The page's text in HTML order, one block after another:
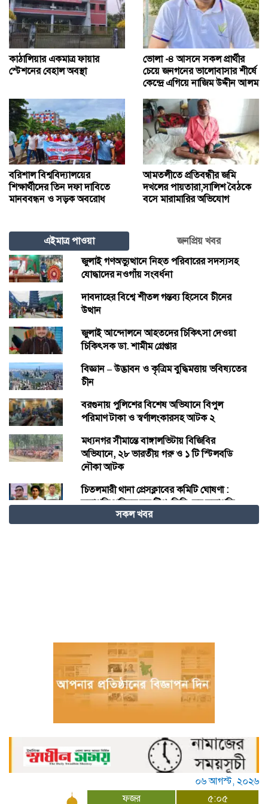
কাঠালিয়ার একমাত্র ফায়ার
স্টেশনের বেহাল অবস্থা
ভোলা -৪ আসনে সকল প্রার্থীর
চেয়ে জনগনের ভালোবাসার শীর্ষে
কেন্দ্রে এগিয়ে নাজিম উদ্দীন আলম
বরিশাল বিশ্ববিদ্যালয়ের
শিক্ষার্থীদের তিন দফা দাবিতে
মানববন্ধন ও সড়ক অবরোধ
আমতলীতে প্রতিবন্ধীর জমি
দখলের পায়তারা,সালিশ বৈঠকে
বসে মারামারির অভিযোগ
এইমাত্র পাওয়া
জনপ্রিয় খবর
জুলাই গণঅভ্যুত্থানে নিহত পরিবারের সদস্যসহ
যোদ্ধাদের নওগাঁয় সংবর্ধনা
দাবদাহের বিশ্বে শীতল গন্তব্য হিসেবে চীনের
উত্থান
জুলাই আন্দোলনে আহতদের চিকিৎসা দেওয়া
চিকিৎসক ডা. শামীম গ্রেপ্তার
বিজ্ঞান – উদ্ভাবন ও কৃত্রিম বুদ্ধিমত্তায় ভবিষ্যতের
চীন
বরগুনায় পুলিশের বিশেষ অভিযানে বিপুল
পরিমাণ টাকা ও স্বর্ণালংকারসহ আটক ২
মধ্যনগর সীমান্তে বাঙ্গালভিটায় বিজিবির
অভিযানে, ২৮ ভারতীয় গরু ও ১ টি স্টিলবডি
নৌকা আটক
চিতলমারী থানা প্রেসক্লাবের কমিটি ঘোষণা :
সভাপতি শহিদুল হক টিপু, সিনি: সহ সভাপতি
মো: আজাদ খান, সাধারণ সম্পাদক অরুন কুমার
গাঁজাসহ দুইজন মাদক ব্যবসায়ীকে গ্রেফতার
করেছে র‍্যাব-৬
নওগাঁয় পানিতে ডুবে নবদম্পতির মৃত্যু, শয়ন ঘর
থেকে যুবকের মরদেহ উদ্ধার
অধিভুক্ত কলেজগুলোতে সাইবার সিকিউরিটি ক্লাব
গঠনের ঘোষণা জাতীয় বিশ্ববিদ্যালয় ভিসির
বাগেরহাটে স্বাস্থ্য কমপ্লেক্সে আকস্মিক পরিদর্শনে
সকল খবর
০৬ আগস্ট, ২০২৬
ফজর
৫:০৫